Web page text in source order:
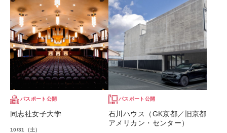
パスポート公開
同志社女子大学
10/31（土）
パスポート公開
石川ハウス（GK京都／旧京都
アメリカン・センター）